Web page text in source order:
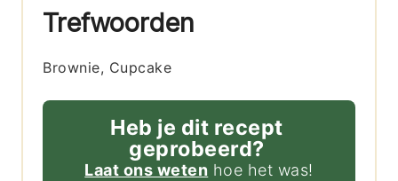
Trefwoorden
Brownie, Cupcake
Heb je dit recept
geprobeerd?
Laat ons weten hoe het was!